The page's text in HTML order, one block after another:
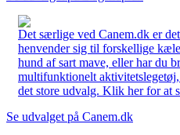
Det særlige ved Canem.dk er
henvender sig til forskellige
hund af sart mave, eller har du
multifunktionelt
det store udvalg. Klik her for at
Se udvalget på Canem.dk